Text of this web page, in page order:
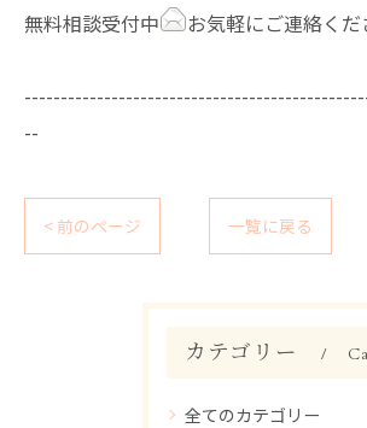
無料相談受付中 お気軽にご連絡くだ
--
< 前のページ 一覧に戻る
カテゴリー
全てのカテゴリー